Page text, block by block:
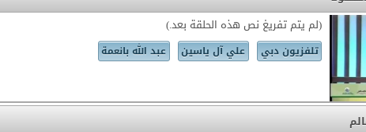
(لم يتم تفريغ نص هذه الحلقة بعد.)
تلفزيون دبي علي آل ياسين عبد الله بانعمة